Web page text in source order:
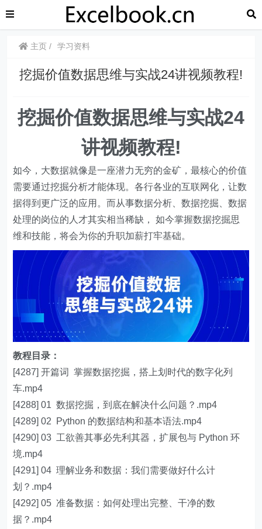
主页 学习资料
挖掘价值数据思维与实战24讲视频教程!
挖掘价值数据思维与实战24
讲视频教程!
如今，大数据就像是一座潜力无穷的金矿，最核心的价值
需要通过挖掘分析才能体现。各行各业的互联网化，让数
据得到更广泛的应用。而从事数据分析、数据挖掘、数据
处理的岗位的人才其实相当稀缺， 如今掌握数据挖掘思
维和技能，将会为你的升职加薪打牢基础。
教程目录：
[4287] 开篇词 掌握数据挖掘，搭上划时代的数字化列
车.mp4
[4288] 01 数据挖掘，到底在解决什么问题？.mp4
[4289] 02 Python 的数据结构和基本语法.mp4
[4290] 03 工欲善其事必先利其器，扩展包与 Python 环
境.mp4
[4291] 04 理解业务和数据：我们需要做好什么计
划？.mp4
[4292] 05 准备数据：如何处理出完整、干净的数
据？.mp4